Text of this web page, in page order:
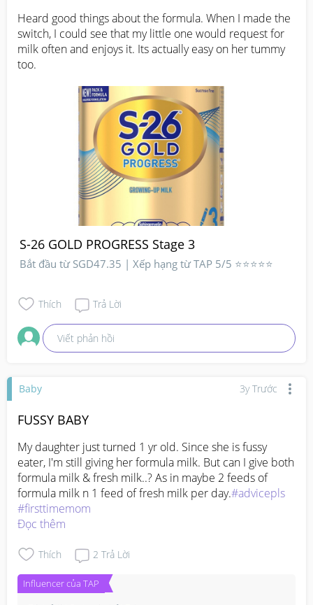
Heard good things about the formula. When I made the
switch, I could see that my little one would request for
milk often and enjoys it. Its actually easy on her tummy
too.
S-26 GOLD PROGRESS Stage 3
Bắt đầu từ SGD47.35 | Xếp hạng từ TAP 5/5 ⭐⭐⭐⭐⭐
Thích Trả Lời
Viết phản hồi
Baby 3y Trước
FUSSY BABY
My daughter just turned 1 yr old. Since she is fussy
eater, I'm still giving her formula milk. But can I give both
formula milk & fresh milk..? As in maybe 2 feeds of
formula milk n 1 feed of fresh milk per day.#advicepls
#firsttimemom
Đọc thêm
Thích 2 Trả Lời
Influencer của TAP